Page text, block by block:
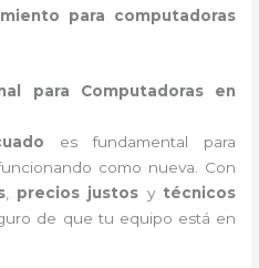
para computadoras
para Computadoras en
es fundamental para
como nueva. Con
, precios justos y técnicos
de que tu equipo está en